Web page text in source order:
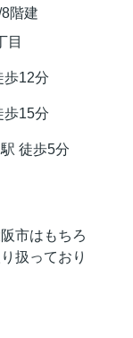
階建
目
歩12分
歩15分
駅 徒歩5分
市はもちろ
扱っており